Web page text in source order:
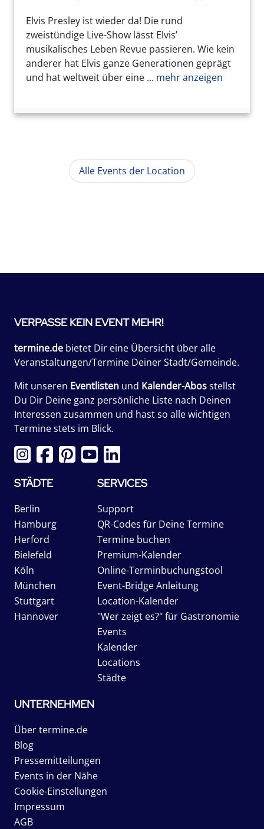
Elvis Presley ist wieder da! Die rund
zweistündige Live-Show lässt Elvis’
musikalisches Leben Revue passieren. Wie kein
anderer hat Elvis ganze Generationen geprägt
und hat weltweit über eine ... mehr anzeigen
Alle Events der Location
VERPASSE KEIN EVENT MEHR!
termine.de bietet Dir eine Übersicht über alle
Veranstaltungen/Termine Deiner Stadt/Gemeinde.
Mit unseren Eventlisten und Kalender-Abosstellst
Du Dir Deine ganz persönliche Liste nach Deinen
Interessen zusammen und hast so alle wichtigen
Termine stets im Blick.
STÄDTE
Berlin
Hamburg
Herford
Bielefeld
Köln
München
Stuttgart
Hannover
SERVICES
Support
QR-Codes für Deine Termine
Termine buchen
Premium-Kalender
Online-Terminbuchungstool
Event-Bridge Anleitung
Location-Kalender
"Wer zeigt es?" für Gastronomie
Events
Kalender
Locations
Städte
UNTERNEHMEN
Über termine.de
Blog
Pressemitteilungen
Events in der Nähe
Cookie-Einstellungen
Impressum
AGB